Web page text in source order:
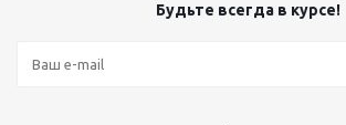
Будьте всегда в курсе!